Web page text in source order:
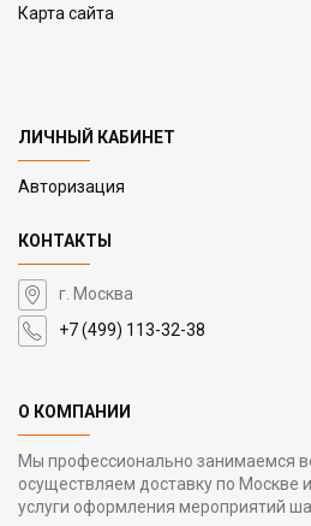
Карта сайта
ЛИЧНЫЙ КАБИНЕТ
Авторизация
КОНТАКТЫ
г. Москва
+7 (499) 113-32-38
О КОМПАНИИ
Мы профессионально занимаемся
осуществляем доставку по Москве
услуги оформления мероприятий